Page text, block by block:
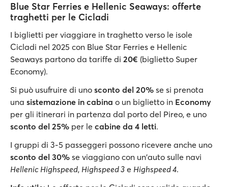
Blue Star Ferries e Hellenic Seaways: offerte
traghetti per le Cicladi
I biglietti per viaggiare in traghetto verso le isole
Cicladi nel 2025 con Blue Star Ferries e Hellenic
Seaways partono da tariffe di 20€ (biglietto Super
Economy).
Si può usufruire di uno sconto del 20% se si prenota
una sistemazione in cabina o un biglietto in Economy
per gli itinerari in partenza dal porto del Pireo, e uno
sconto del 25% per le cabine da 4 letti.
I gruppi di 3-5 passeggeri possono ricevere anche uno
sconto del 30% se viaggiano con un'auto sulle navi
Hellenic Highspeed, Highspeed 3 e Highspeed 4.